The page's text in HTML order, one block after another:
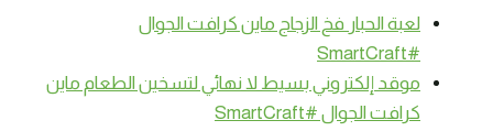
لعبة الحبار فخ الزجاج ماين كرافت الجوال
#SmartCraft
موقد إلكتروني بسيط لا نهائي لتسخين الطعام ماين
كرافت الجوال #SmartCraft